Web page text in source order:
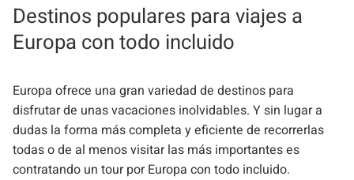
Destinos populares para viajes a
Europa con todo incluido
Europa ofrece una gran variedad de destinos para
disfrutar de unas vacaciones inolvidables. Y sin lugar a
dudas la forma más completa y eficiente de recorrerlas
todas o de al menos visitar las más importantes es
contratando un tour por Europa con todo incluido.